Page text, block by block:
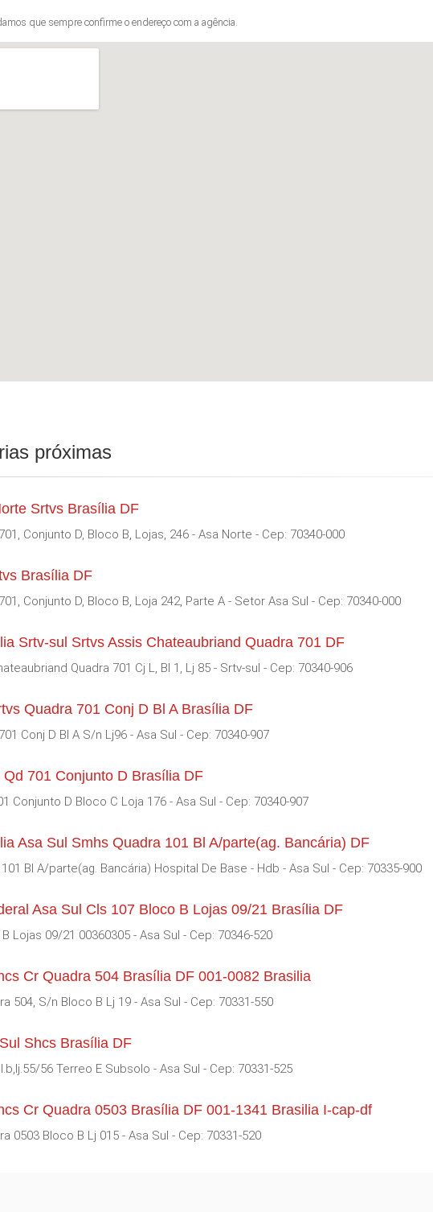
que sempre confirme o endereço com a agência.
próximas
Srtvs Brasília DF
Conjunto D, Bloco B, Lojas, 246 - Asa Norte - Cep: 70340-000
Brasília DF
Conjunto D, Bloco B, Loja 242, Parte A - Setor Asa Sul - Cep: 70340-000
Srtv-sul Srtvs Assis Chateaubriand Quadra 701 DF
Quadra 701 Cj L, Bl 1, Lj 85 - Srtv-sul - Cep: 70340-906
Quadra 701 Conj D Bl A Brasília DF
Conj D Bl A S/n Lj96 - Asa Sul - Cep: 70340-907
701 Conjunto D Brasília DF
Conjunto D Bloco C Loja 176 - Asa Sul - Cep: 70340-907
Asa Sul Smhs Quadra 101 Bl A/parte(ag. Bancária) DF
Bl A/parte(ag. Bancária) Hospital De Base - Hdb - Asa Sul - Cep: 70335-900
Asa Sul Cls 107 Bloco B Lojas 09/21 Brasília DF
Lojas 09/21 00360305 - Asa Sul - Cep: 70346-520
Cr Quadra 504 Brasília DF 001-0082 Brasilia
504, S/n Bloco B Lj 19 - Asa Sul - Cep: 70331-550
Shcs Brasília DF
56 Terreo E Subsolo - Asa Sul - Cep: 70331-525
Cr Quadra 0503 Brasília DF 001-1341 Brasilia I-cap-df
0503 Bloco B Lj 015 - Asa Sul - Cep: 70331-520